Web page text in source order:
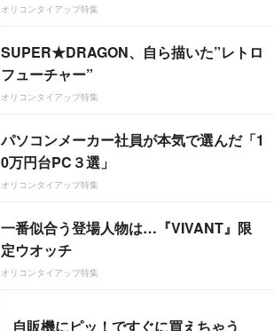
オリコンタイアップ特集
SUPER★DRAGON、自ら描いた”レトロ
フューチャー”
オリコンタイアップ特集
パソコンメーカー社員が本気で選んだ「1
0万円台PC３選」
オリコンタイアップ特集
一番似合う登場人物は…『VIVANT』限
定ウオッチ
オリコンタイアップ特集
自販機にピッ！ですぐに買えちゃう